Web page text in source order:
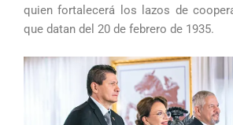
quien fortalecerá los lazos de
que datan del 20 de febrero de 1935.